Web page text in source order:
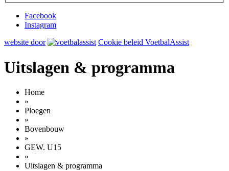
Facebook
Instagram
website door
Cookie beleid VoetbalAssist
Uitslagen & programma
Home
»
Ploegen
»
Bovenbouw
»
GEW. U15
»
Uitslagen & programma